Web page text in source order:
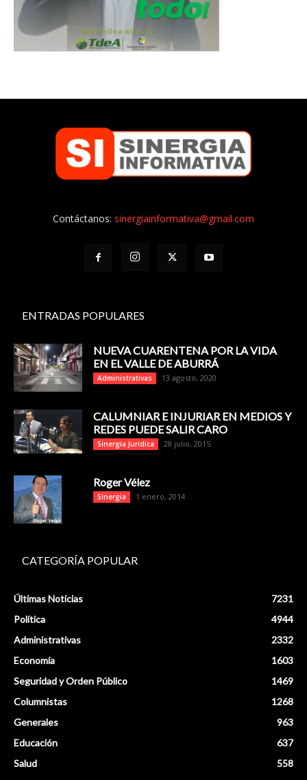
Contáctanos: sinergiainformativa@gmail.com
ENTRADAS POPULARES
NUEVA CUARENTENA POR LA VIDA
EN EL VALLE DE ABURRÁ
Administrativas 13 agosto, 2020
CALUMNIAR E INJURIAR EN MEDIOS Y
REDES PUEDE SALIR CARO
Sinergia Jurídica 28 julio, 2015
Roger Vélez
Sinergia 1 enero, 2014
CATEGORÍA POPULAR
Últimas Noticias
7231
Política
4944
Administrativas
2332
Economía
1603
Seguridad y Orden Público
1469
Columnistas
1268
Generales
963
Educación
637
Salud
558